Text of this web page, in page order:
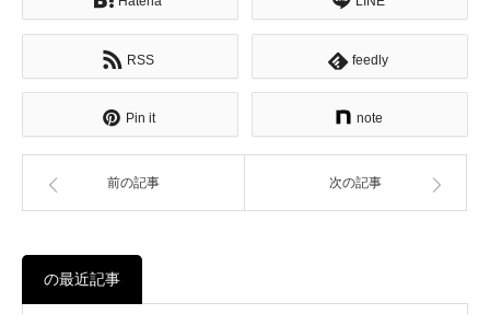
RSS feedly
Pin it note
前の記事 次の記事
の最近記事